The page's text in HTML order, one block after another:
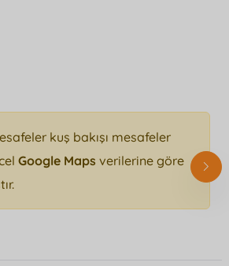
kuş bakışı mesafeler
Google Maps verilerine göre